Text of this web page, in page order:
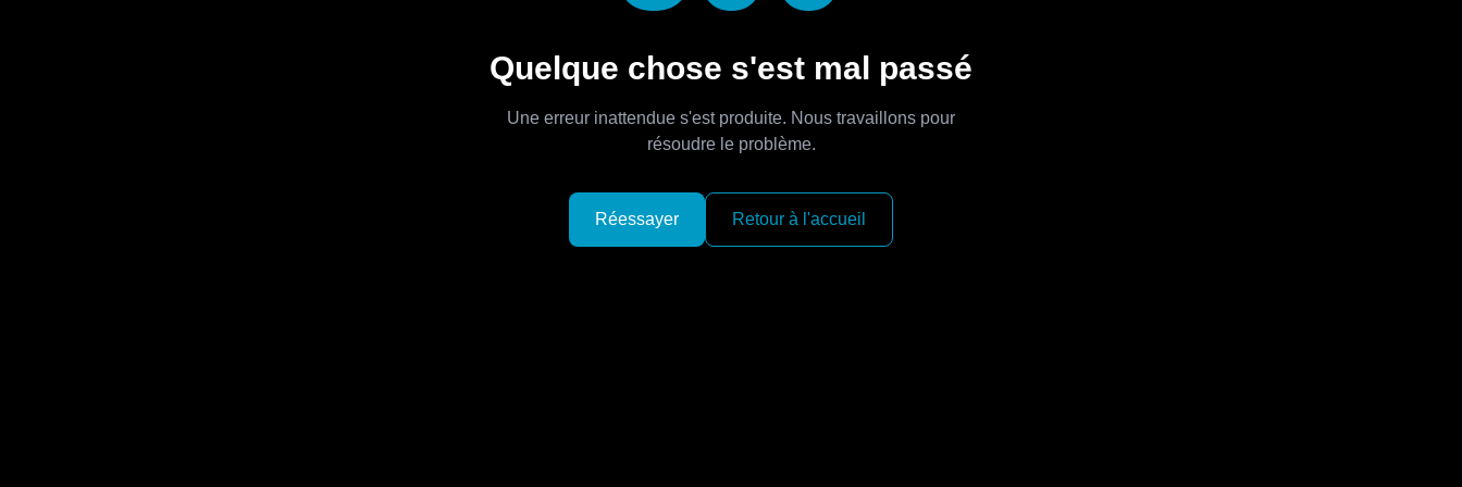
Quelque chose s'est mal passé
Une erreur inattendue s'est produite. Nous travaillons pour
résoudre le problème.
Réessayer Retour à l'accueil